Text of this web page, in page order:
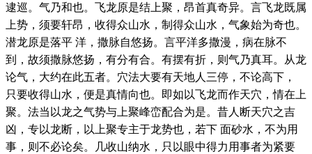
逮巡。气乃和也。飞龙原是结上聚，昂首真奇异。言飞龙既属
上势，须要轩昂，收得众山水，制得众山水，气象始为奇也。
潜龙原是落平 洋，撒脉自悠扬。言平洋多撒漫，病在脉不
到，故须撒脉悠扬，有分有合。有摆有折，则气乃真耳。从龙
论气，大约在此五者。穴法大要有天地人三停，不论高下，
只要收得山水，便是真情向也。即如以飞龙而作天穴，情在上
聚。法当以龙之气势与上聚峰峦配合为是。昔人断天穴之吉
凶，专以龙断，以上聚专主于龙势也，若下 面砂水，不为用
事，则不必论矣。几收山纳水，只以眼中得力用事者为紧要